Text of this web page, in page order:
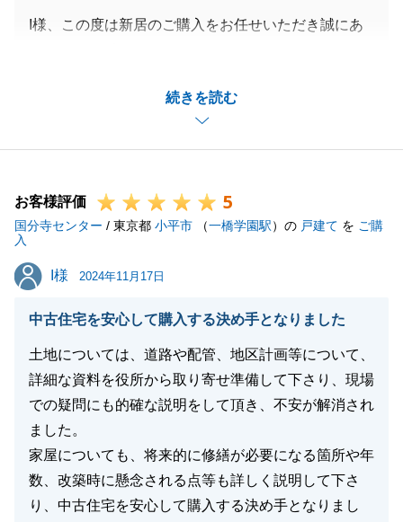
続きを読む
I様、この度は新居のご購入をお任せいただき誠にあ
見つかったこと、私自身も大変嬉しく思います。
これも、I様とお打ち合わせや内見を重ね二人三脚で
物件探しを実施できた故かと存じます。
今後とも、いつでもご相談くださいませ。
どうぞよろしくお願い申し上げます。
お客様評価 5
国分寺センター / 東京都 小平市 （一橋学園駅）の 戸建て を ご購
入
I様
I様 2024年11月17日
中古住宅を安心して購入する決め手となりました
土地については、道路や配管、地区計画等について、
詳細な資料を役所から取り寄せ準備して下さり、現場
での疑問にも的確な説明をして頂き、不安が解消され
ました。
家屋についても、将来的に修繕が必要になる箇所や年
数、改築時に懸念される点等も詳しく説明して下さ
り、中古住宅を安心して購入する決め手となりまし